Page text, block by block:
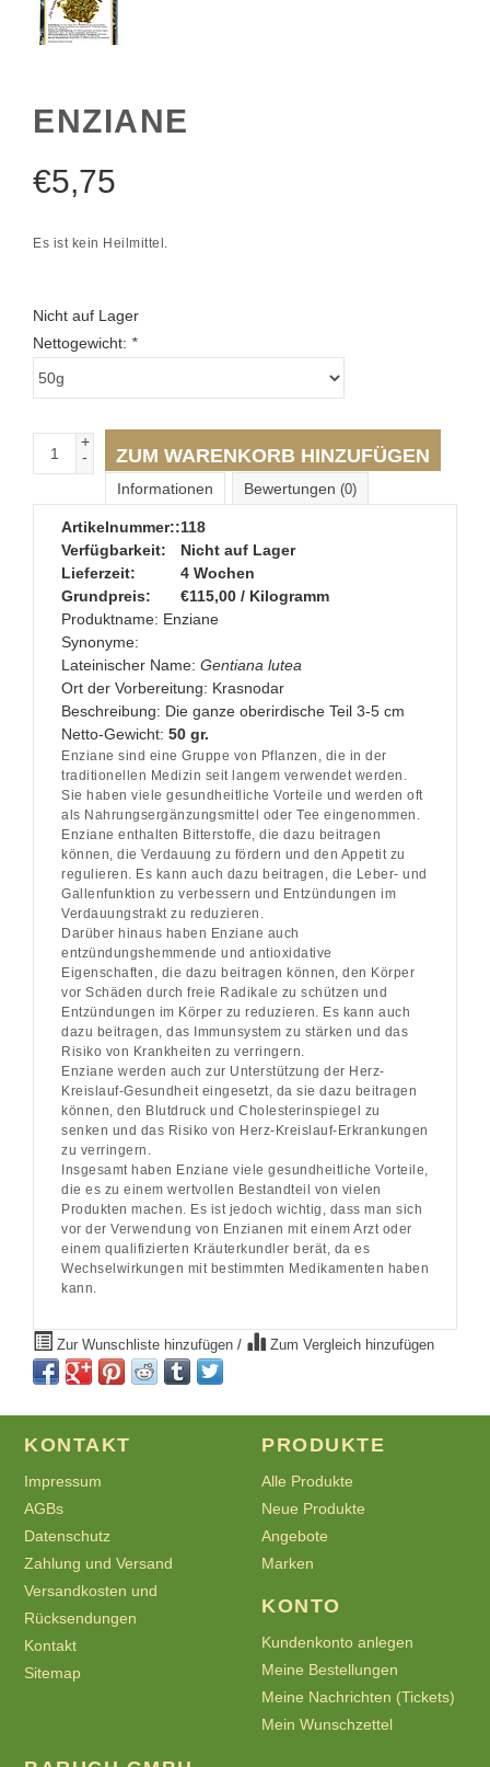
ENZIANE
€5,75
Es ist kein Heilmittel.
Nicht auf Lager
Nettogewicht: *
+
-
ZUM WARENKORB HINZUFÜGEN
Informationen Bewertungen (0)
Artikelnummer::118
Verfügbarkeit:
Nicht auf Lager
Lieferzeit:
4 Wochen
Grundpreis:
€115,00 / Kilogramm
Produktname: Enziane
Synonyme:
Lateinischer Name: Gentiana lutea
Ort der Vorbereitung: Krasnodar
Beschreibung: Die ganze oberirdische Teil 3-5 cm
Netto-Gewicht: 50 gr.
Enziane sind eine Gruppe von Pflanzen, die in der
traditionellen Medizin seit langem verwendet werden.
Sie haben viele gesundheitliche Vorteile und werden oft
als Nahrungsergänzungsmittel oder Tee eingenommen.
Enziane enthalten Bitterstoffe, die dazu beitragen
können, die Verdauung zu fördern und den Appetit zu
regulieren. Es kann auch dazu beitragen, die Leber- und
Gallenfunktion zu verbessern und Entzündungen im
Verdauungstrakt zu reduzieren.
Darüber hinaus haben Enziane auch
entzündungshemmende und antioxidative
Eigenschaften, die dazu beitragen können, den Körper
vor Schäden durch freie Radikale zu schützen und
Entzündungen im Körper zu reduzieren. Es kann auch
dazu beitragen, das Immunsystem zu stärken und das
Risiko von Krankheiten zu verringern.
Enziane werden auch zur Unterstützung der Herz-
Kreislauf-Gesundheit eingesetzt, da sie dazu beitragen
können, den Blutdruck und Cholesterinspiegel zu
senken und das Risiko von Herz-Kreislauf-Erkrankungen
zu verringern.
Insgesamt haben Enziane viele gesundheitliche Vorteile,
die es zu einem wertvollen Bestandteil von vielen
Produkten machen. Es ist jedoch wichtig, dass man sich
vor der Verwendung von Enzianen mit einem Arzt oder
einem qualifizierten Kräuterkundler berät, da es
Wechselwirkungen mit bestimmten Medikamenten haben
kann.
Zur Wunschliste hinzufügen / Zum Vergleich hinzufügen
KONTAKT
Impressum
AGBs
Datenschutz
Zahlung und Versand
Versandkosten und
Rücksendungen
Kontakt
Sitemap
PRODUKTE
Alle Produkte
Neue Produkte
Angebote
Marken
KONTO
Kundenkonto anlegen
Meine Bestellungen
Meine Nachrichten (Tickets)
Mein Wunschzettel